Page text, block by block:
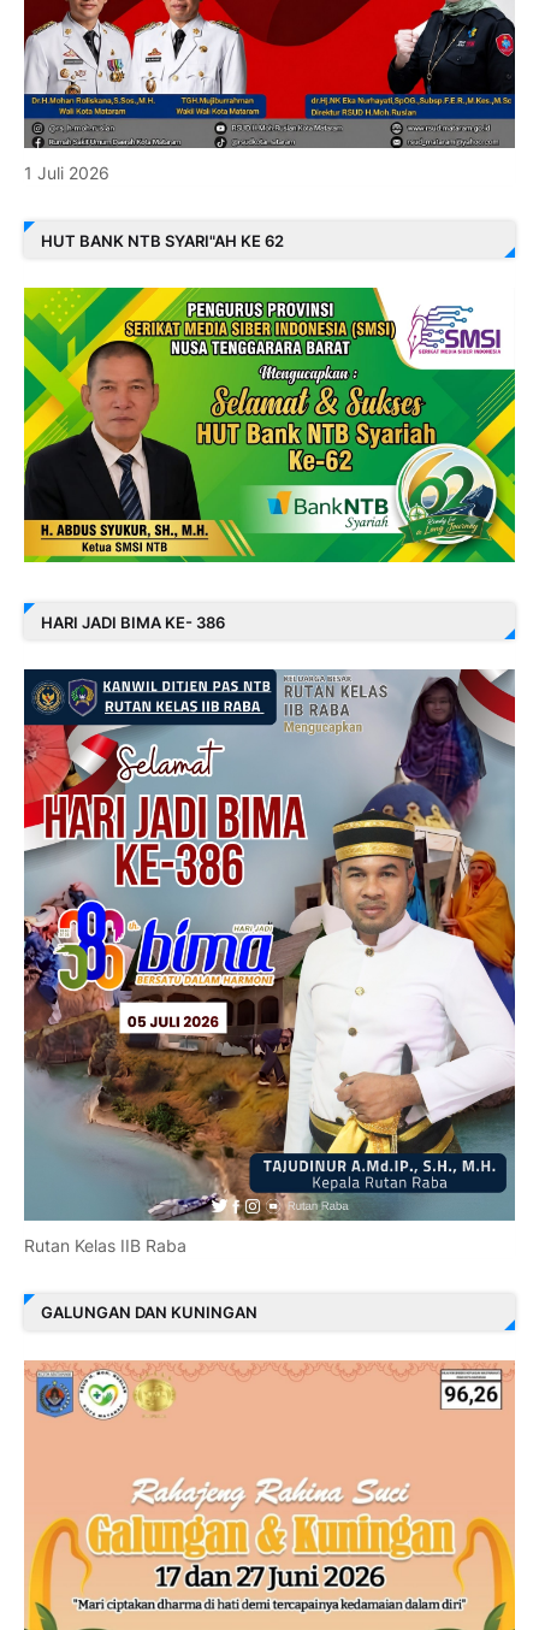
1 Juli 2026
HUT BANK NTB SYARI"AH KE 62
HARI JADI BIMA KE- 386
Rutan Kelas IIB Raba
GALUNGAN DAN KUNINGAN